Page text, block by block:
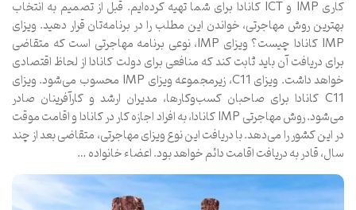
کاری IMP و ICT کانادا برای شما تهیه کرده‌ایم. قبل از تصمیم به انتخاب
بهترین روش مهاجرتی، خواندن این مطلب را در برنامه‌تان قرار دهید. ویزای
IMP کانادا چیست؟ ویزای IMP، نوعی برنامه مهاجرتی است که متقاضی
برای دریافت آن باید ثابت کند که منافعی برای دولت کانادا از لحاظ اقتصادی
خواهد داشت. ویزای C11، زیرمجموعه ویزای IMP محسوب می‌شود. ویزای
C11 کانادا برای صاحبان کسب‌وکار‌ها، مدیران ارشد و کارآفرینان صادر
می‌شود. روش مهاجرتی IMP کانادا، به افراد اجازه کار در کانادا و اقامت موقت
در این کشور را می‌دهد. با دریافت این نوع ویزای مهاجرتی، متقاضی بعد از چند
سال، قادر به دریافت اقامت دائم خواهد بود. اعضاء خانواده …